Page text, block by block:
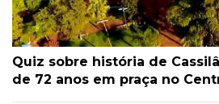
Quiz sobre história de
de 72 anos em praça no